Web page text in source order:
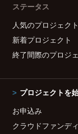
ステータス
人気のプロジェクト
新着プロジェクト
終了間際のプロジ
プロジェクトを
お申込み
クラウドファンデ